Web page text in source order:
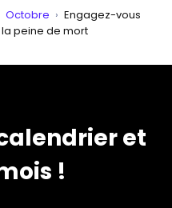
Octobre › Engagez-vous
peine de mort
et
!